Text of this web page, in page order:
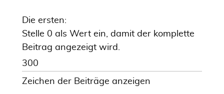
Die ersten:
Stelle 0 als Wert ein, damit der komplette
Beitrag angezeigt wird.
Zeichen der Beiträge anzeigen